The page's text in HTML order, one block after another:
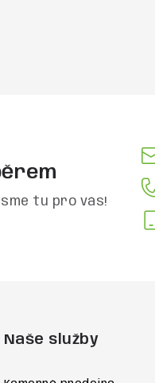
tu pro vás!
Naše služby